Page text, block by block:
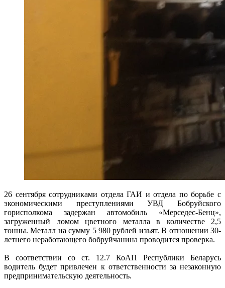
26 сентября сотрудниками отдела ГАИ и отдела по борьбе с
экономическими преступлениями УВД Бобруйского
горисполкома задержан автомобиль «Мерседес-Бенц»,
загруженный ломом цветного металла в количестве 2,5
тонны. Металл на сумму 5 980 рублей изъят. В отношении 30-
летнего неработающего бобруйчанина проводится проверка.
В соответствии со ст. 12.7 КоАП Республики Беларусь
водитель будет привлечен к ответственности за незаконную
предпринимательскую деятельность.